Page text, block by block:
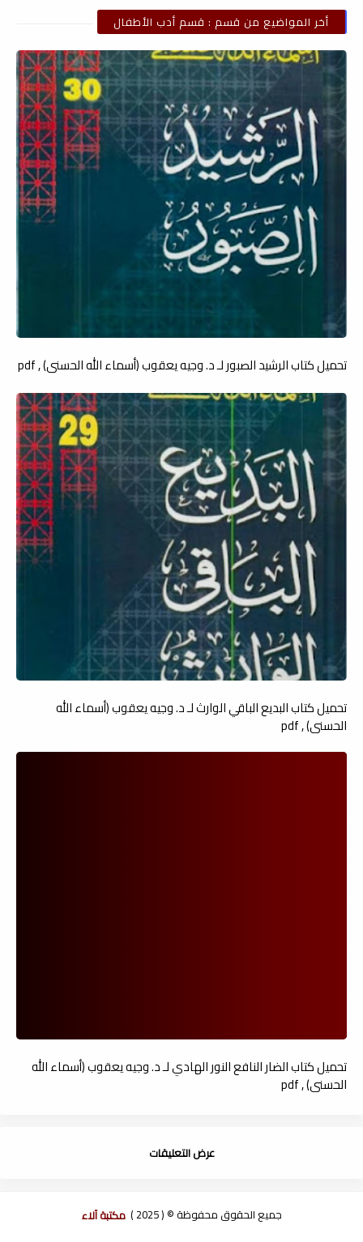
أخر المواضيع من قسم : قسم أدب الأطفال
تحميل كتاب الرشيد الصبور لـ د. وجيه يعقوب (أسماء الله الحسنى) , pdf
تحميل كتاب البديع الباقي الوارث لـ د. وجيه يعقوب (أسماء الله
الحسنى) , pdf
تحميل كتاب الضار النافع النور الهادي لـ د. وجيه يعقوب (أسماء الله
الحسنى) , pdf
عرض التعليقات
جميع الحقوق محفوظة © ( 2025 ) مكتبة آلاء